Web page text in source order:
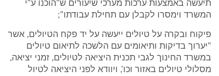
תיעשה באמצעות ערכות מערכי שיעורים ש"הוכנו ע"י
המשרד וימסרו לקבלן עם תחילת עבודתו";
פיקוח ובקרה על טיולים ייעשה על יד פקח הטיולים, אשר
"יערוך בדיקות ותיאומים עם הלשכה לתיאום טיולים
במשרד החינוך לגבי תכנית היציאה לטיולים, זמני יציאה,
מסלולי טיולים באזור וכו', ויוודא לפני היציאה לטיול